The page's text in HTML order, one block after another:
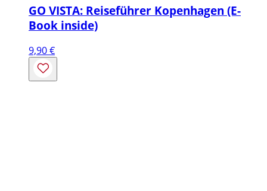
GO VISTA: Reiseführer Kopenhagen (E-
Book inside)
9,90€